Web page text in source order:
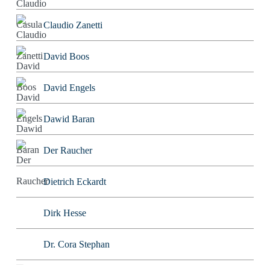
Claudio Zanetti
David Boos
David Engels
Dawid Baran
Der Raucher
Dietrich Eckardt
Dirk Hesse
Dr. Cora Stephan